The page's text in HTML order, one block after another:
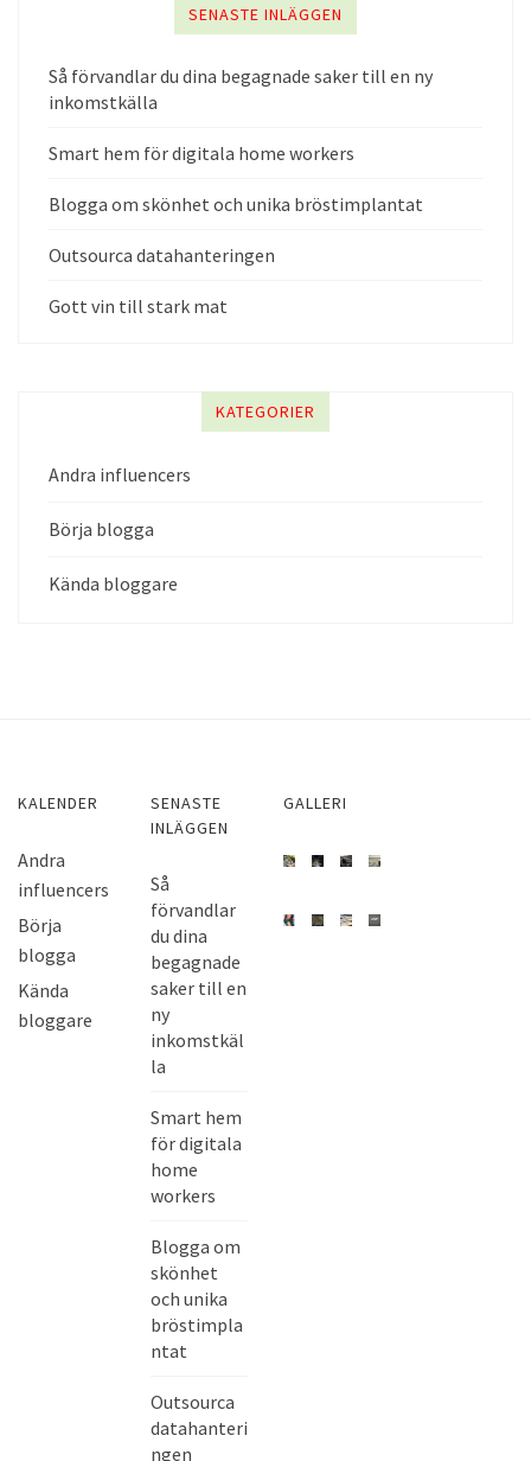
SENASTE INLÄGGEN
Så förvandlar du dina begagnade saker till en ny
inkomstkälla
Smart hem för digitala home workers
Blogga om skönhet och unika bröstimplantat
Outsourca datahanteringen
Gott vin till stark mat
KATEGORIER
Andra influencers
Börja blogga
Kända bloggare
KALENDER
Andra
influencers
Börja
blogga
Kända
bloggare
SENASTE
INLÄGGEN
Så
förvandlar
du dina
begagnade
saker till en
ny
inkomstkäl
la
Smart hem
för digitala
home
workers
Blogga om
skönhet
och unika
bröstimpla
ntat
Outsourca
datahanteri
ngen
GALLERI